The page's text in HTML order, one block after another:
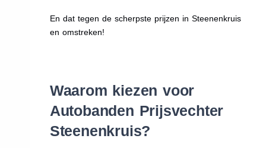
En dat tegen de scherpste prijzen in Steenenkruis
en omstreken!
Waarom kiezen voor
Autobanden Prijsvechter
Steenenkruis?